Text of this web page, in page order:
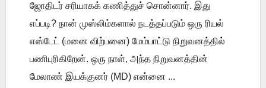
ஜோதிடர் சரியாகக் கணித்துச் சொன்னார். இது
எப்படி? நான் முஸ்லிம்களால் நடத்தப்படும் ஒரு ரியல்
எஸ்டேட் (மனை விற்பனை) மேம்பாட்டு நிறுவனத்தில்
பணிபுரிகிறேன். ஒரு நாள், அந்த நிறுவனத்தின்
மேலாண் இயக்குனர் (MD) என்னை ...